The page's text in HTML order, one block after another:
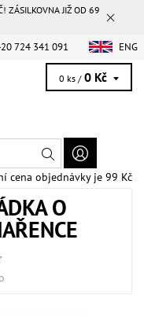
ZÁSILKOVNA JIŽ OD 69
724 341 091 ENG
0 ks / 0 Kč
cena objednávky je 99 Kč
O